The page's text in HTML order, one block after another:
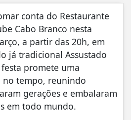
conta do Restaurante
Cabo Branco nesta
a partir das 20h, em
já tradicional Assustado
promete uma
no tempo, reunindo
gerações e embalaram
em todo mundo.